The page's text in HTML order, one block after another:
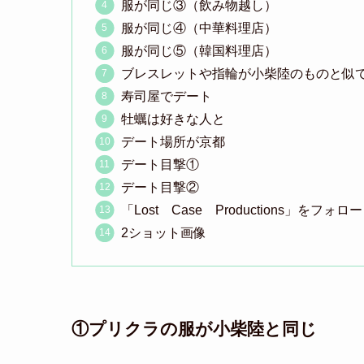
服が同じ③（飲み物越し）
服が同じ④（中華料理店）
服が同じ⑤（韓国料理店）
ブレスレットや指輪が小柴陸のものと似
寿司屋でデート
牡蠣は好きな人と
デート場所が京都
デート目撃①
デート目撃②
「Lost Case Productions」をフォロー
2ショット画像
①プリクラの服が小柴陸と同じ